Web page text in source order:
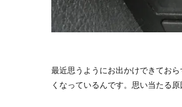
最近思うようにお出かけできてお
くなっているんです。思い当たる原